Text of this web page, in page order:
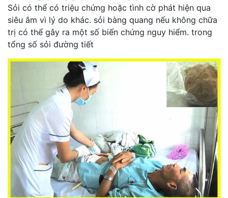
Sỏi có thể có triệu chứng hoặc tình cờ phát hiện qua
siêu âm vì lý do khác. sỏi bàng quang nếu không chữa
trị có thể gây ra một số biến chứng nguy hiểm. trong
tổng số sỏi đường tiết